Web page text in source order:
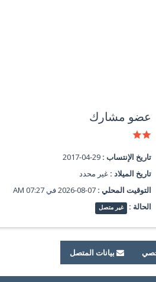
عضو مشارك
تاريخ الإنتساب : 29-04-2017
تاريخ الميلاد : غير محدد
التوقيت المحلي : 07-08-2026 في 07:27 AM
الحالة :
غير متصل
بيانات المتصل